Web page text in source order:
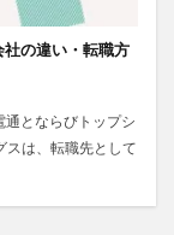
の違い・転職方
とならびトップシ
スは、転職先として